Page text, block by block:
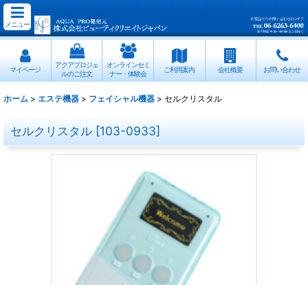
メニュー
マイページ
アクアプロジェ
ルのご注文
オンラインセミ
ナー・体験会
ご利用案内 会社概要 お問い合わせ
ホーム > エステ機器 > フェイシャル機器 > セルクリスタル
セルクリスタル [103-0933]